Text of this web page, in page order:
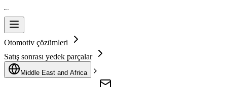
Otomotiv çözümleri
Satış sonrası yedek parçalar
Middle East and Africa